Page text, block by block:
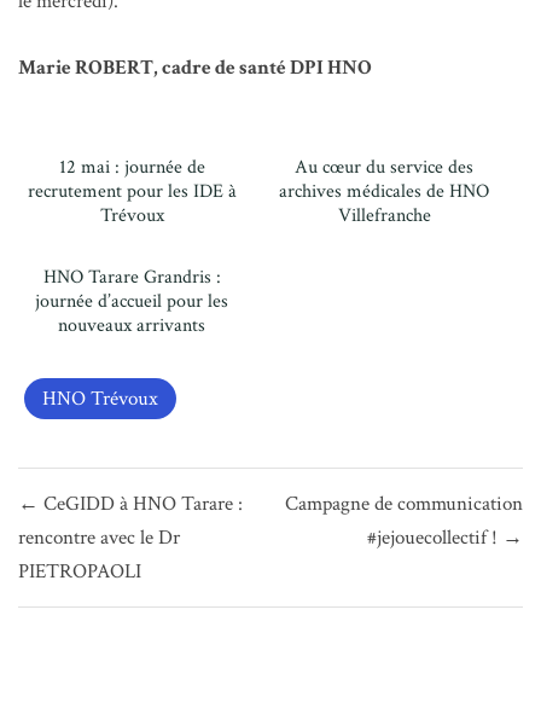
Marie ROBERT, cadre de santé DPI HNO
12 mai : journée de
recrutement pour les IDE à
Trévoux
Au cœur du service des
archives médicales de HNO
Villefranche
HNO Tarare Grandris :
journée d’accueil pour les
nouveaux arrivants
HNO Trévoux
de
l’article
← CeGIDD à HNO Tarare :
rencontre avec le Dr
PIETROPAOLI
Campagne de communication
#jejouecollectif ! →